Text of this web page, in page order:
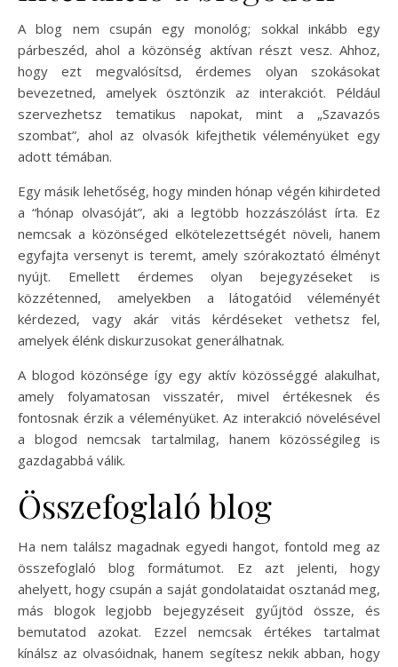
A blog nem csupán egy monológ; sokkal inkább egy
párbeszéd, ahol a közönség aktívan részt vesz. Ahhoz,
hogy ezt megvalósítsd, érdemes olyan szokásokat
bevezetned, amelyek ösztönzik az interakciót. Például
szervezhetsz tematikus napokat, mint a „Szavazós
szombat”, ahol az olvasók kifejthetik véleményüket egy
adott témában.
Egy másik lehetőség, hogy minden hónap végén kihirdeted
a “hónap olvasóját”, aki a legtöbb hozzászólást írta. Ez
nemcsak a közönséged elkötelezettségét növeli, hanem
egyfajta versenyt is teremt, amely szórakoztató élményt
nyújt. Emellett érdemes olyan bejegyzéseket is
közzétenned, amelyekben a látogatóid véleményét
kérdezed, vagy akár vitás kérdéseket vethetsz fel,
amelyek élénk diskurzusokat generálhatnak.
A blogod közönsége így egy aktív közösséggé alakulhat,
amely folyamatosan visszatér, mivel értékesnek és
fontosnak érzik a véleményüket. Az interakció növelésével
a blogod nemcsak tartalmilag, hanem közösségileg is
gazdagabbá válik.
Összefoglaló blog
Ha nem találsz magadnak egyedi hangot, fontold meg az
összefoglaló blog formátumot. Ez azt jelenti, hogy
ahelyett, hogy csupán a saját gondolataidat osztanád meg,
más blogok legjobb bejegyzéseit gyűjtöd össze, és
bemutatod azokat. Ezzel nemcsak értékes tartalmat
kínálsz az olvasóidnak, hanem segítesz nekik abban, hogy